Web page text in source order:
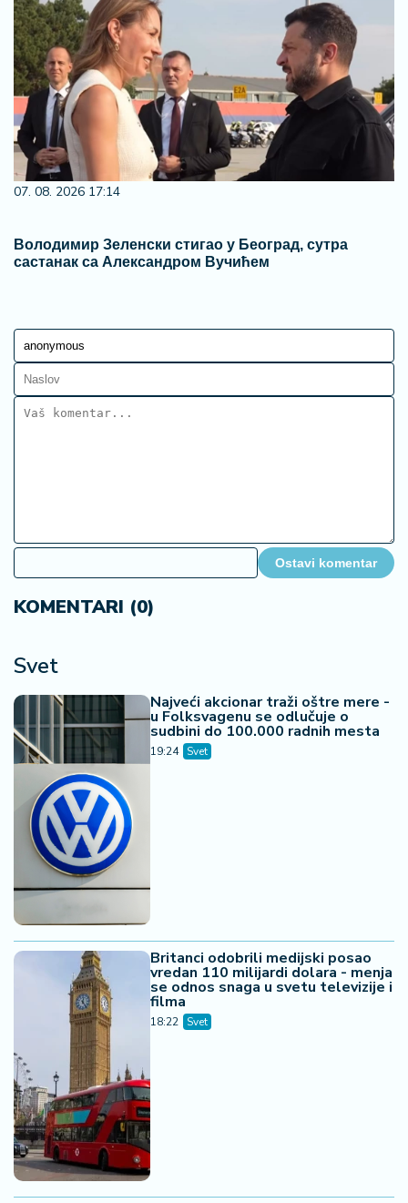
07. 08. 2026 17:14
Володимир Зеленски стигао у Београд, сутра
састанак са Александром Вучићем
Ostavi komentar
KOMENTARI (0)
Svet
Najveći akcionar traži oštre mere -
u Folksvagenu se odlučuje o
sudbini do 100.000 radnih mesta
19:24 Svet
Britanci odobrili medijski posao
vredan 110 milijardi dolara - menja
se odnos snaga u svetu televizije i
filma
18:22 Svet